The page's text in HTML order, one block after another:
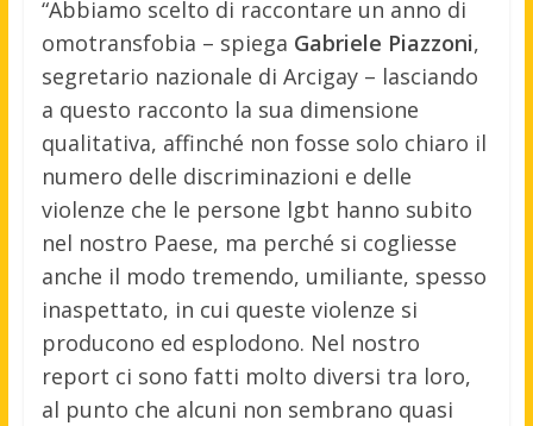
“Abbiamo scelto di raccontare un anno di
omotransfobia – spiega Gabriele Piazzoni,
segretario nazionale di Arcigay – lasciando
a questo racconto la sua dimensione
qualitativa, affinché non fosse solo chiaro il
numero delle discriminazioni e delle
violenze che le persone lgbt hanno subito
nel nostro Paese, ma perché si cogliesse
anche il modo tremendo, umiliante, spesso
inaspettato, in cui queste violenze si
producono ed esplodono. Nel nostro
report ci sono fatti molto diversi tra loro,
al punto che alcuni non sembrano quasi